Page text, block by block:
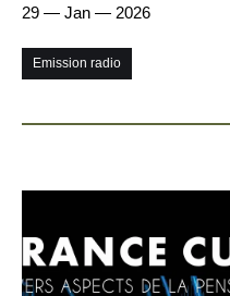
29 — Jan — 2026
Emission radio